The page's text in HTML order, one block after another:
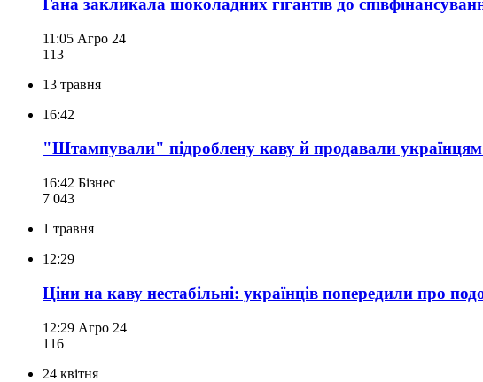
Гана закликала шоколадних гігантів до
11:05 Агро 24
113
13 травня
16:42
"Штампували" підроблену каву й продавали
16:42 Бізнес
7 043
1 травня
12:29
Ціни на каву нестабільні: українців попередили про
12:29 Агро 24
116
24 квітня